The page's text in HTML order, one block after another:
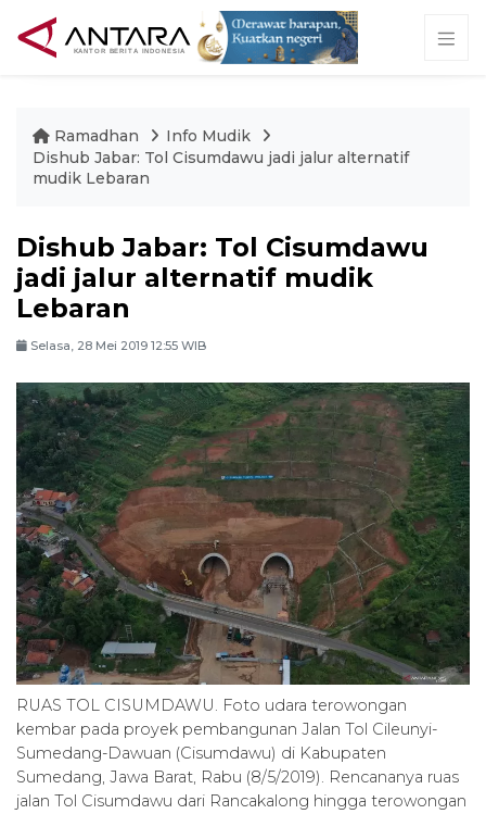
Ramadhan
Info Mudik
Dishub Jabar: Tol Cisumdawu jadi jalur alternatif
mudik Lebaran
Dishub Jabar: Tol Cisumdawu
jadi jalur alternatif mudik
Lebaran
Selasa, 28 Mei 2019 12:55 WIB
RUAS TOL CISUMDAWU. Foto udara terowongan
kembar pada proyek pembangunan Jalan Tol Cileunyi-
Sumedang-Dawuan (Cisumdawu) di Kabupaten
Sumedang, Jawa Barat, Rabu (8/5/2019). Rencananya ruas
jalan Tol Cisumdawu dari Rancakalong hingga terowongan